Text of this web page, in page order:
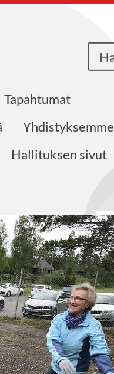
piiri ry
Tapahtumat
Yhdistyksemme
Hallituksen sivut